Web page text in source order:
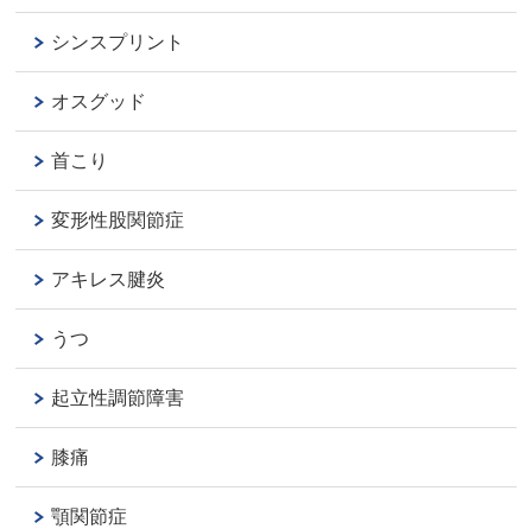
シンスプリント
オスグッド
首こり
変形性股関節症
アキレス腱炎
うつ
起立性調節障害
膝痛
顎関節症